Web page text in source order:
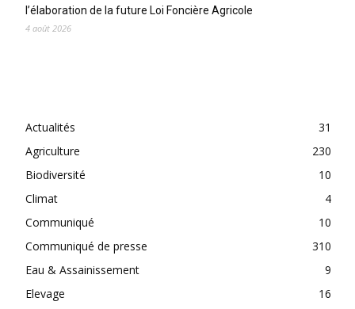
l’élaboration de la future Loi Foncière Agricole
4 août 2026
Actualités
31
Agriculture
230
Biodiversité
10
Climat
4
Communiqué
10
Communiqué de presse
310
Eau & Assainissement
9
Elevage
16